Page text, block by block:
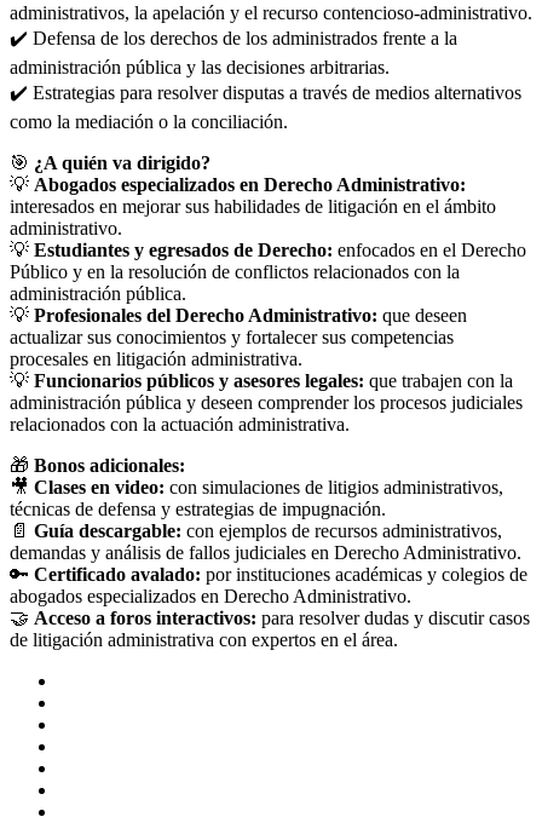
administrativos, la apelación y el recurso contencioso-administrativo.
✔️ Defensa de los derechos de los administrados frente a la
administración pública y las decisiones arbitrarias.
✔️ Estrategias para resolver disputas a través de medios alternativos
como la mediación o la conciliación.
🎯 ¿A quién va dirigido?
💡 Abogados especializados en Derecho Administrativo:
interesados en mejorar sus habilidades de litigación en el ámbito
administrativo.
💡 Estudiantes y egresados de Derecho: enfocados en el Derecho
Público y en la resolución de conflictos relacionados con la
administración pública.
💡 Profesionales del Derecho Administrativo: que deseen
actualizar sus conocimientos y fortalecer sus competencias
procesales en litigación administrativa.
💡 Funcionarios públicos y asesores legales: que trabajen con la
administración pública y deseen comprender los procesos judiciales
relacionados con la actuación administrativa.
🎁 Bonos adicionales:
🎥 Clases en video: con simulaciones de litigios administrativos,
técnicas de defensa y estrategias de impugnación.
📄 Guía descargable: con ejemplos de recursos administrativos,
demandas y análisis de fallos judiciales en Derecho Administrativo.
🔑 Certificado avalado: por instituciones académicas y colegios de
abogados especializados en Derecho Administrativo.
🤝 Acceso a foros interactivos: para resolver dudas y discutir casos
de litigación administrativa con expertos en el área.